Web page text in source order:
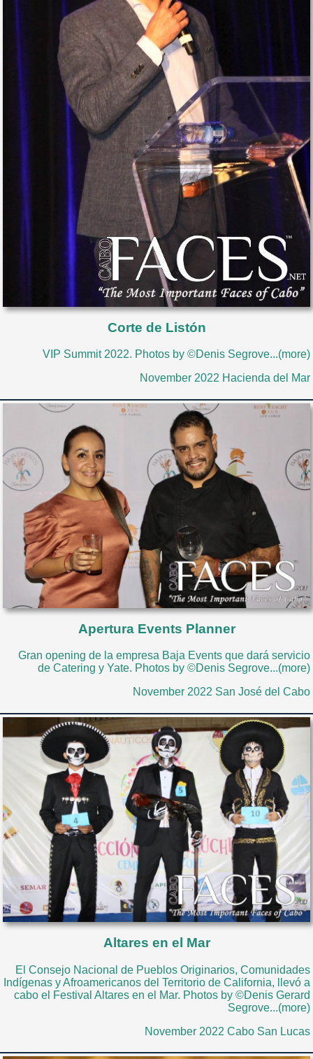
Corte de Listón
VIP Summit 2022. Photos by ©Denis Segrove...(more)
November 2022 Hacienda del Mar
Apertura Events Planner
Gran opening de la empresa Baja Events que dará servicio
de Catering y Yate. Photos by ©Denis Segrove...(more)
November 2022 San José del Cabo
Altares en el Mar
El Consejo Nacional de Pueblos Originarios, Comunidades
Indígenas y Afroamericanos del Territorio de California, llevó a
cabo el Festival Altares en el Mar. Photos by ©Denis Gerard
Segrove...(more)
November 2022 Cabo San Lucas